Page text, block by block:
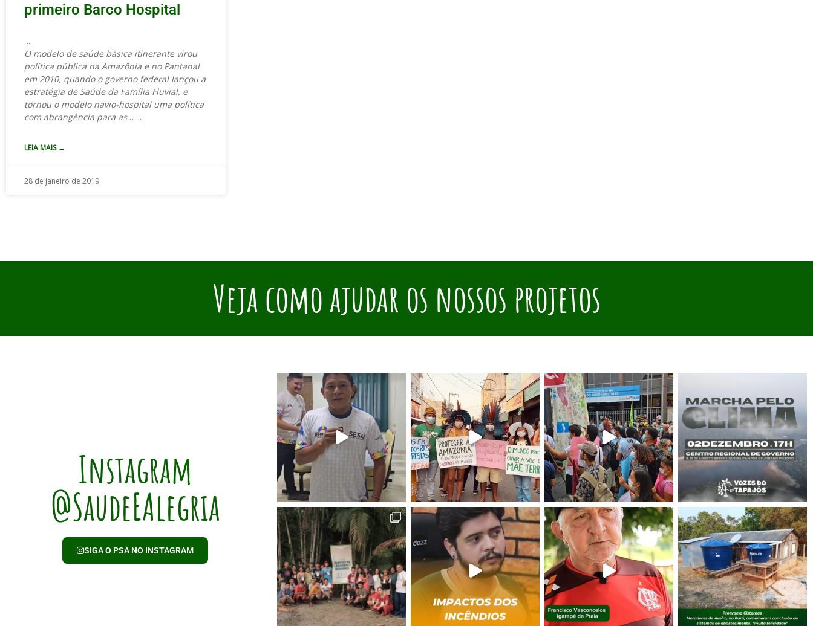
primeiro Barco Hospital
O modelo de saúde básica itinerante virou
política pública na Amazônia e no Pantanal
em 2010, quando o governo federal lançou a
estratégia de Saúde da Família Fluvial, e
tornou o modelo navio-hospital uma política
com abrangência para as …
LEIA MAIS →
28 de janeiro de 2019
Veja como ajudar os nossos projetos
Instagram
@SaudeEAlegria
SIGA O PSA NO INSTAGRAM